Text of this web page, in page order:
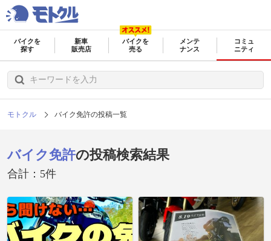
バイクを
探す
新車
販売店
バイクを
売る
メンテ
ナンス
コミュ
ニティ
モトクル バイク免許の投稿一覧
バイク免許の投稿検索結果
合計：5件